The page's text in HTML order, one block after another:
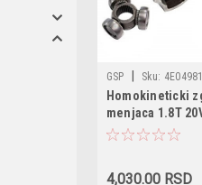
GSP Sku:
/ 7M3498103H /
661044 / VKJA8509
/ G7W037PC / 24745
Homokineticki
menjaca 1.8T
TDI Audi,VW,Seat
4,030.00 RSD